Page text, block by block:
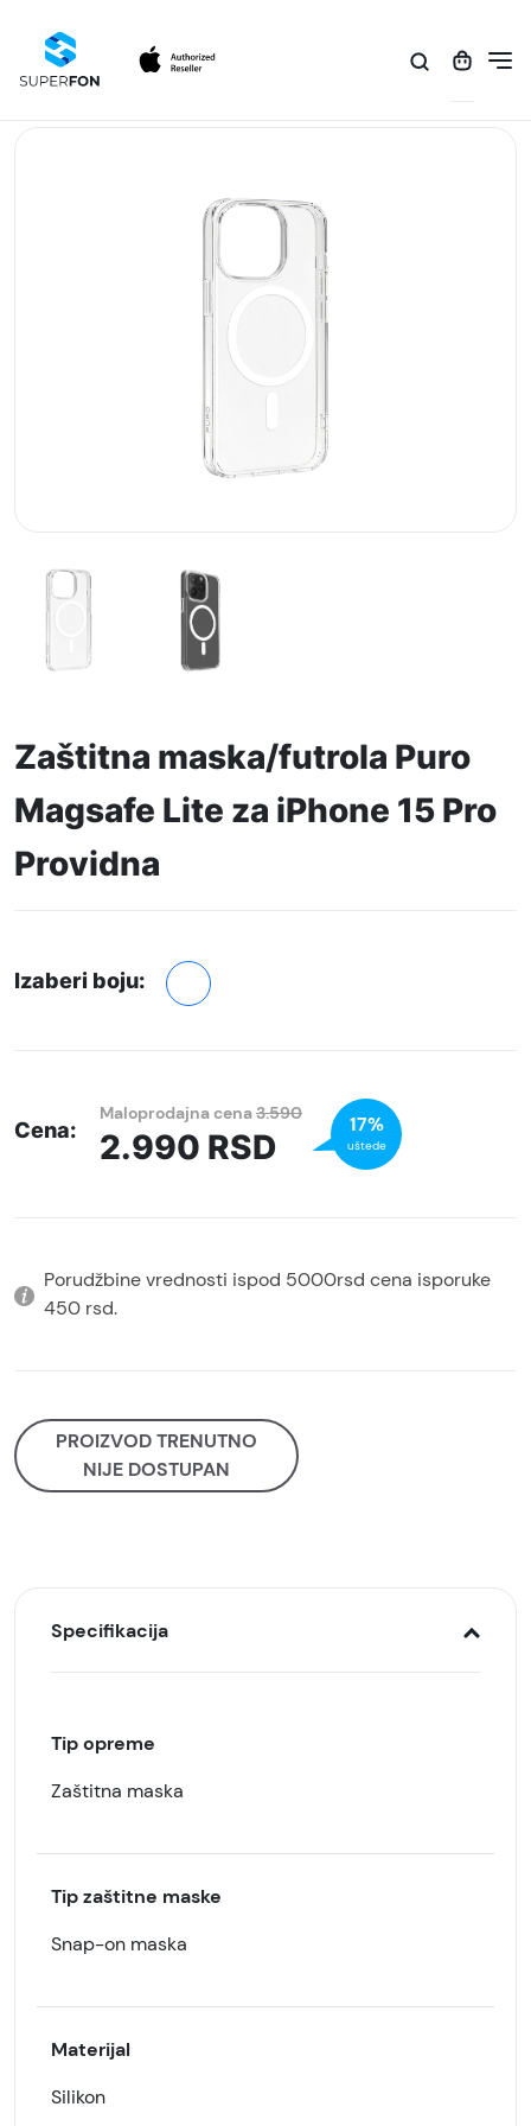
Zaštitna maska/futrola Puro
Magsafe Lite za iPhone 15 Pro
Providna
Izaberi boju:
Cena:
Maloprodajna cena3.590
2.990 RSD
17%
uštede
Porudžbine vrednosti ispod 5000rsd cena isporuke
450 rsd.
PROIZVOD TRENUTNO
NIJE DOSTUPAN
Specifikacija
Tip opreme
Zaštitna maska
Tip zaštitne maske
Snap-on maska
Materijal
Silikon